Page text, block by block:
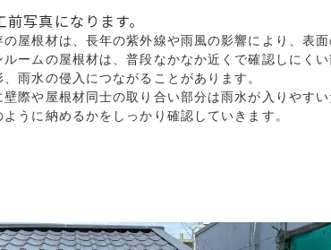
前写真になります。
の屋根材は、長年の紫外線や雨風の影響により、表
ルームの屋根材は、普段なかなか近くで確認しにく
、雨水の侵入につながることがあります。
壁際や屋根材同士の取り合い部分は雨水が入りやす
ように納めるかをしっかり確認していきます。